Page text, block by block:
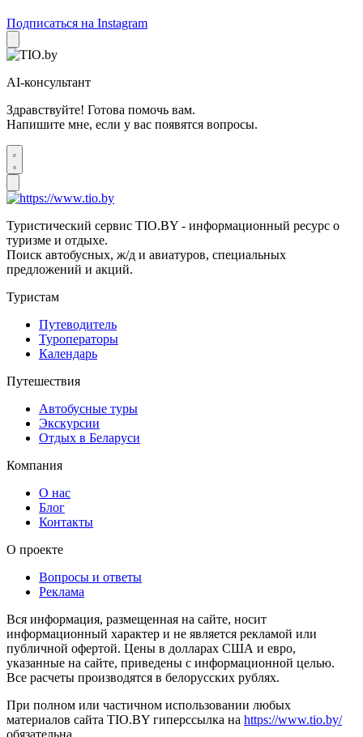
Подписаться на Instagram
AI-консультант
Здравствуйте! Готова помочь вам.
Напишите мне, если у вас появятся вопросы.
Туристический сервис TIO.BY - информационный ресурс о
туризме и отдыхе.
Поиск автобусных, ж/д и авиатуров, специальных
предложений и акций.
Туристам
Путеводитель
Туроператоры
Календарь
Путешествия
Автобусные туры
Экскурсии
Отдых в Беларуси
Компания
О нас
Блог
Контакты
О проекте
Вопросы и ответы
Реклама
Вся информация, размещенная на сайте, носит
информационный характер и не является рекламой или
публичной офертой. Цены в долларах США и евро,
указанные на сайте, приведены с информационной целью.
Все расчеты производятся в белорусских рублях.
При полном или частичном использовании любых
материалов сайта TIO.BY гиперссылка на https://www.tio.by/
обязательна.